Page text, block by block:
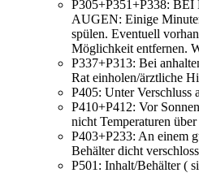
P305+P351+P338: BEI
AUGEN: Einige
spülen. Eventuell
Möglichkeit entfernen.
P337+P313: Bei
Rat einholen/ärztliche
P405: Unter Verschluss
P410+P412: Vor
nicht Temperaturen
P403+P233: An einem
Behälter dicht
P501: Inhalt/Behälter (